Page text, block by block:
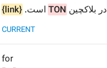
بلاکچین TON است. {link}
CURRENT
for